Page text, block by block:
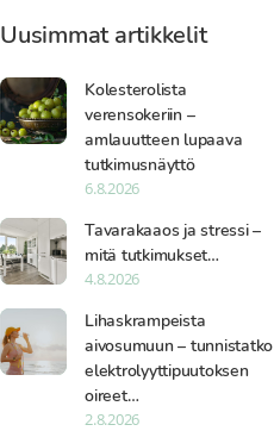
Uusimmat artikkelit
Kolesterolista
verensokeriin –
amlauutteen lupaava
tutkimusnäyttö
6.8.2026
Tavarakaaos ja stressi –
mitä tutkimukset…
4.8.2026
Lihaskrampeista
aivosumuun – tunnistatko
elektrolyyttipuutoksen
oireet…
2.8.2026